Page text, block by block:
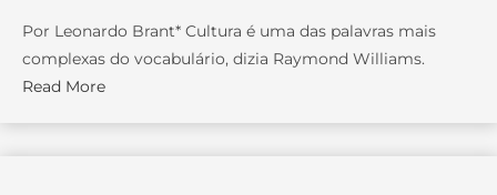
Por Leonardo Brant* Cultura é uma das palavras mais
complexas do vocabulário, dizia Raymond Williams.
Read More